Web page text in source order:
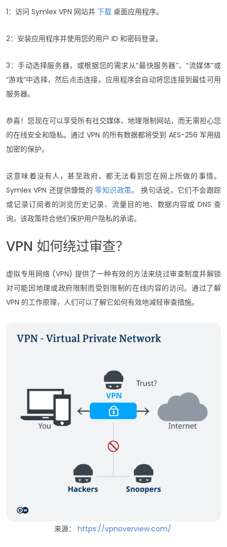
1：访问 Symlex VPN 网站并 下载 桌面应用程序。
2：安装应用程序并使用您的用户 ID 和密码登录。
3：手动选择服务器，或根据您的需求从“最快服务器”、“流媒体”或
“游戏”中选择，然后点击连接。应用程序会自动将您连接到最佳可用
服务器。
恭喜！您现在可以享受所有社交媒体、地理限制网站，而无需担心您
的在线安全和隐私。通过 VPN 的所有数据都将受到 AES-256 军用级
加密的保护。
这意味着没有人，甚至政府，都无法看到您在网上所做的事情。
Symlex VPN 还提供慷慨的零知识政策。
换句话说，它们不会跟踪
或记录订阅者的浏览历史记录、流量目的地、数据内容或 DNS 查
询。该政策符合他们保护用户隐私的承诺。
VPN 如何绕过审查？
虚拟专用网络 (VPN) 提供了一种有效的方法来绕过审查制度并解锁
对可能因地理或政府限制而受到限制的在线内容的访问。通过了解
VPN 的工作原理，人们可以了解它如何有效地减轻审查措施。
来源： https://vpnoverview.com/